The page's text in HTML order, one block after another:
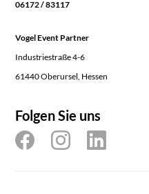
06172 / 83117
Vogel Event Partner
Industriestraße 4-6
61440 Oberursel, Hessen
Folgen Sie uns